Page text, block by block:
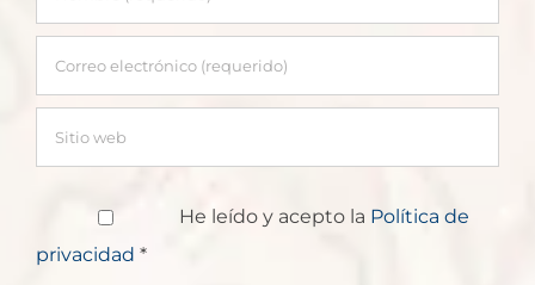
He leído y acepto la Política de
privacidad *